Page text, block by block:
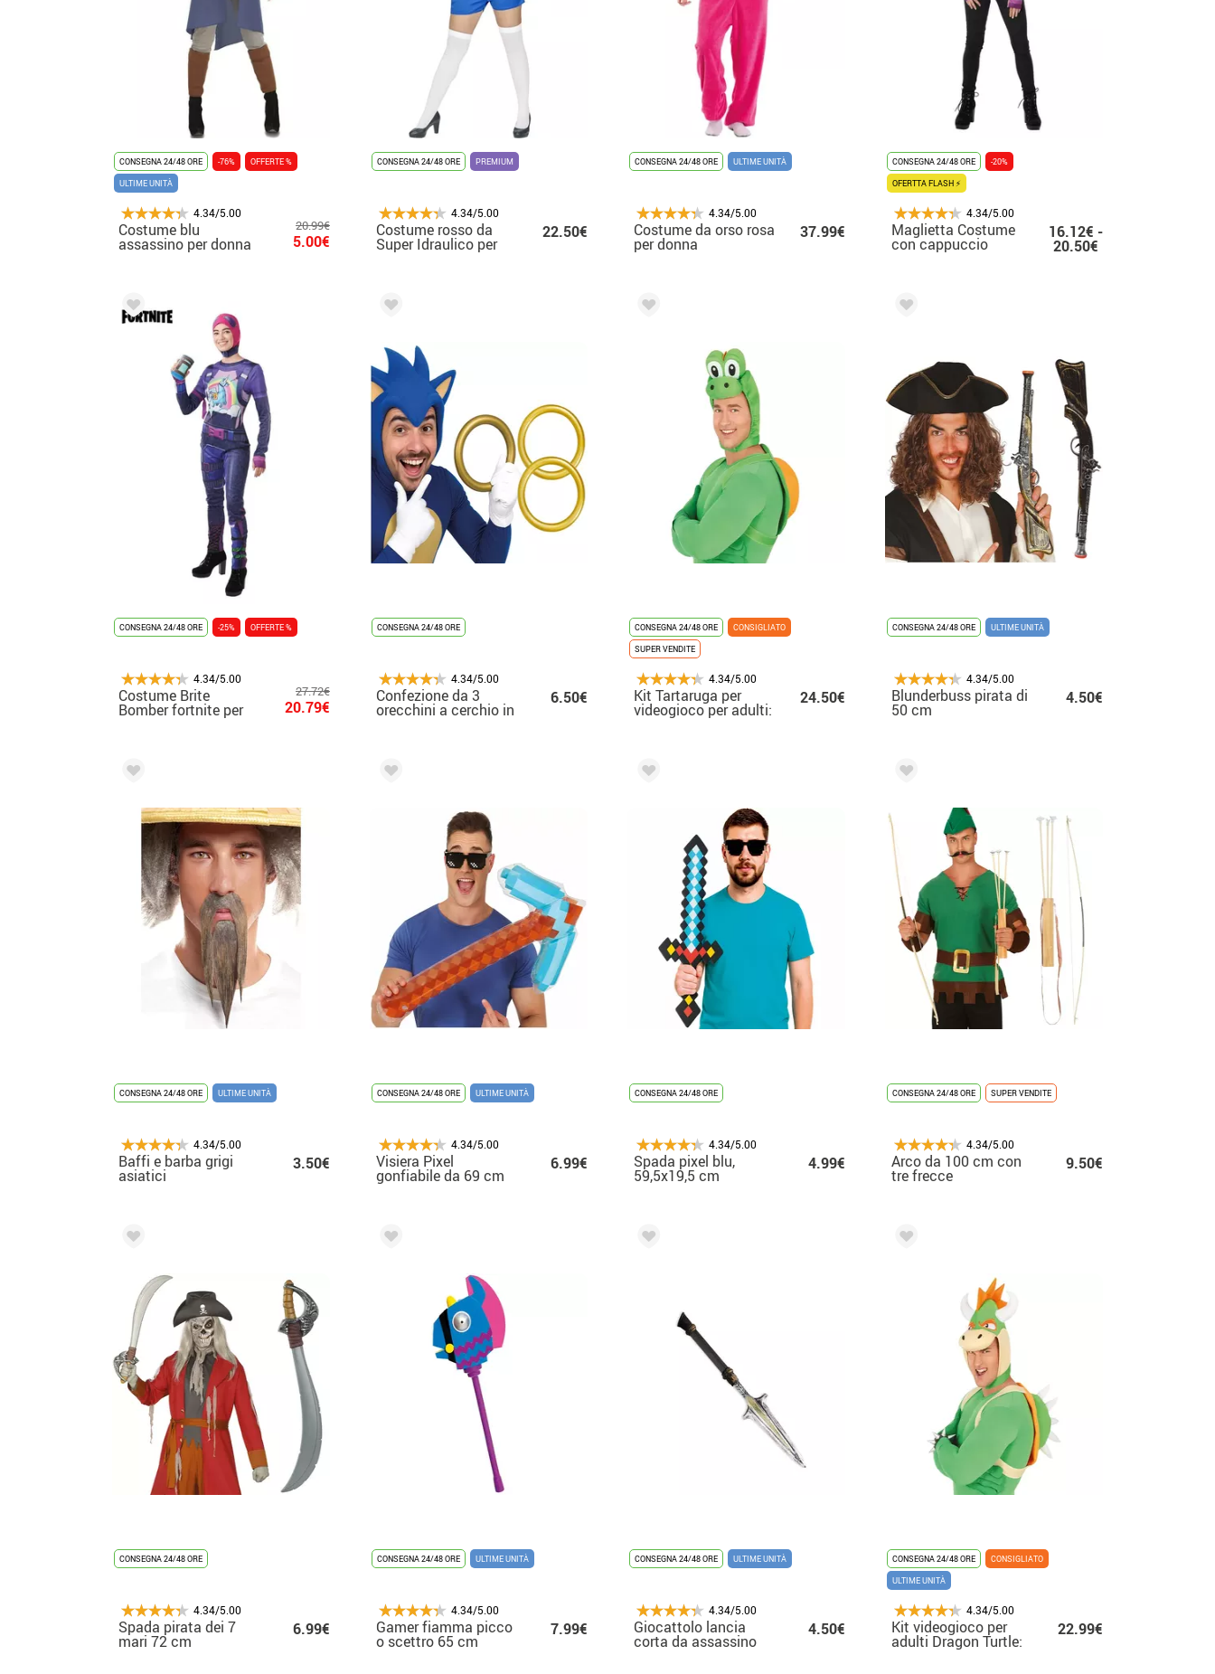
CONSEGNA 24/48 ORE -76%
OFFERTE %
ULTIME UNITÀ
4.34/5.00
Costume blu
assassino per donna
20.99€
5.00€
CONSEGNA 24/48 ORE PREMIUM
4.34/5.00
Costume rosso da
Super Idraulico per
donna
22.50€
CONSEGNA 24/48 ORE ULTIME UNITÀ
4.34/5.00
Costume da orso rosa
per donna
37.99€
CONSEGNA 24/48 ORE
-20%
OFERTTA FLASH ⚡
4.34/5.00
Maglietta Costume
con cappuccio
bomber british
16.12€ -
20.50€
CONSEGNA 24/48 ORE -25% OFFERTE %
4.34/5.00
Costume Brite
Bomber fortnite per
27.72€
20.79€
CONSEGNA 24/48 ORE
4.34/5.00
Confezione da 3
orecchini a cerchio in
6.50€
CONSEGNA 24/48 ORE
CONSIGLIATO
SUPER VENDITE
4.34/5.00
Kit Tartaruga per
videogioco per adulti:
cappello e zaino
24.50€
CONSEGNA 24/48 ORE ULTIME UNITÀ
4.34/5.00
Blunderbuss pirata di
50 cm
4.50€
CONSEGNA 24/48 ORE ULTIME UNITÀ
4.34/5.00
Baffi e barba grigi
asiatici
3.50€
CONSEGNA 24/48 ORE ULTIME UNITÀ
4.34/5.00
Visiera Pixel
gonfiabile da 69 cm
6.99€
CONSEGNA 24/48 ORE
4.34/5.00
Spada pixel blu,
59,5x19,5 cm
4.99€
CONSEGNA 24/48 ORE SUPER VENDITE
4.34/5.00
Arco da 100 cm con
tre frecce
9.50€
CONSEGNA 24/48 ORE
4.34/5.00
Spada pirata dei 7
mari 72 cm
6.99€
CONSEGNA 24/48 ORE ULTIME UNITÀ
4.34/5.00
Gamer fiamma picco
o scettro 65 cm
7.99€
CONSEGNA 24/48 ORE ULTIME UNITÀ
4.34/5.00
Giocattolo lancia
corta da assassino
4.50€
CONSEGNA 24/48 ORE
CONSIGLIATO
ULTIME UNITÀ
4.34/5.00
Kit videogioco per
adulti Dragon Turtle:
cappello e zaino
22.99€